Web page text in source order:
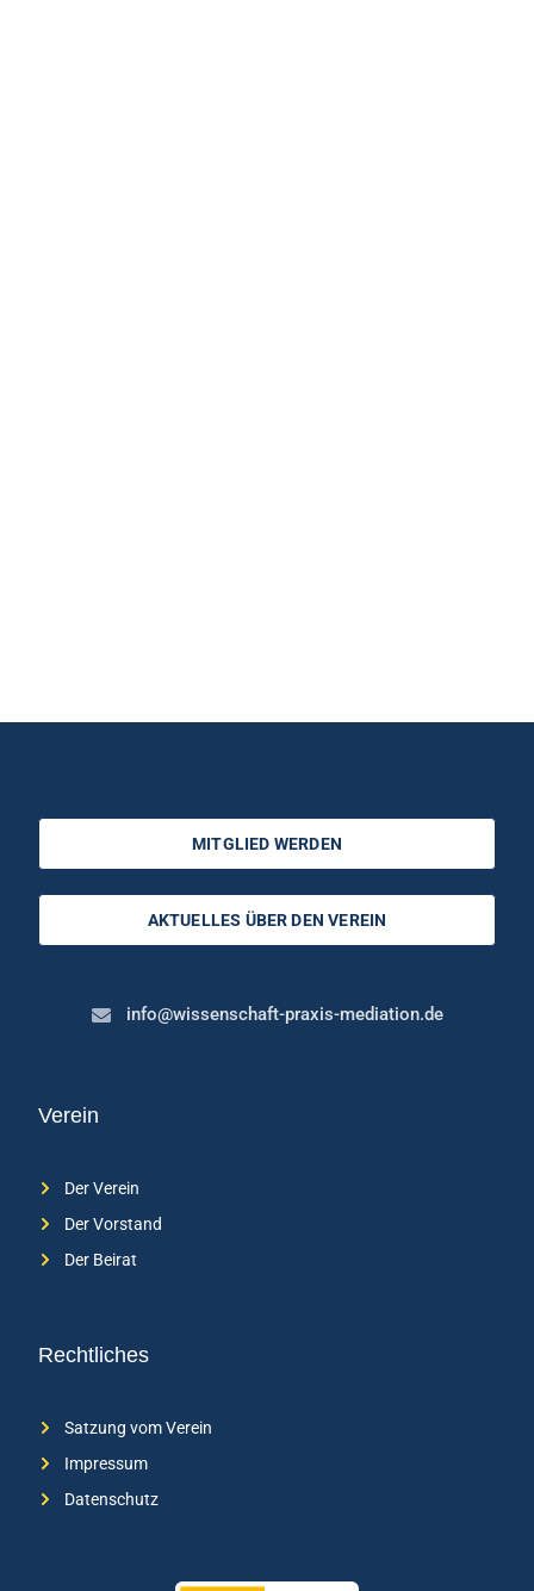
Rechtliches
Satzung vom Verein
Impressum
Datenschutz
Verein
Der Verein
Der Vorstand
Der Beirat
MITGLIED WERDEN
AKTUELLES ÜBER DEN VEREIN
info@wissenschaft-praxis-mediation.de